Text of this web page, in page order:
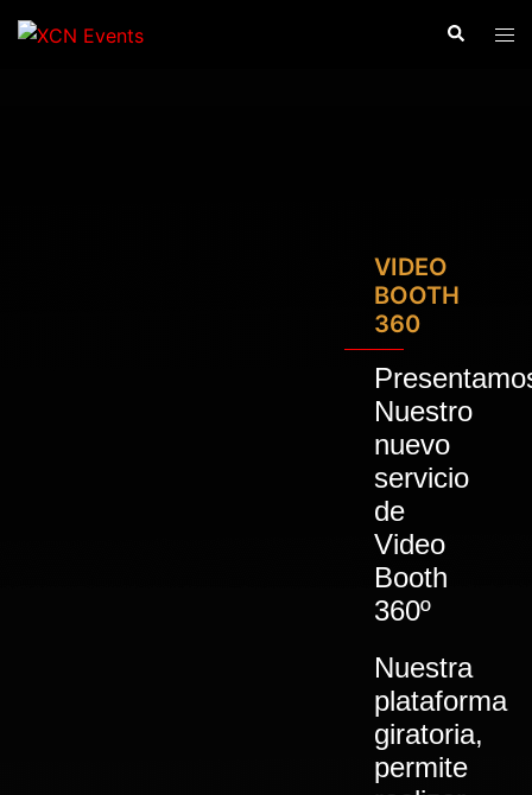
Saltar
Buscar
VIDEO
BOOTH
360
Nuestro
nuevo
servicio
de
Video
Booth
360º
Nuestra
plataforma
giratoria,
permite